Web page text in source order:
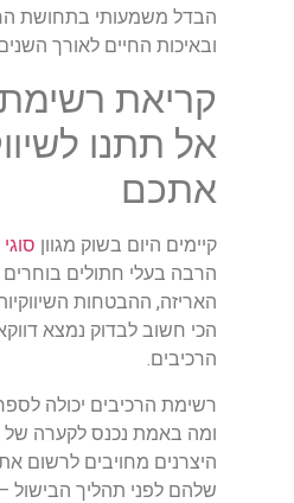
הבדל משמעותי בתחושת
ובאיכות החיים לאורך
קריאת
אל תתנו
אתכם
קיימים היום בשוק מגוון
הרבה בעלי חתולים
האריזה, ההבטחות
הכי חשוב לבדוק נמצא
הרכיבים.
רשימת הרכיבים יכולה
ומה באמת נכנס לקערה של
היצרנים מחויבים לרשום
שלהם לפני תהליך הבישול